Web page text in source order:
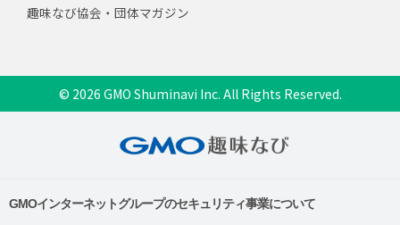
趣味なび協会・団体マガジン
© 2026 GMO Shuminavi Inc. All Rights Reserved.